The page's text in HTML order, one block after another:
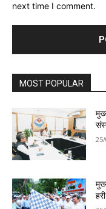
next time I comment.
MOST POPULAR